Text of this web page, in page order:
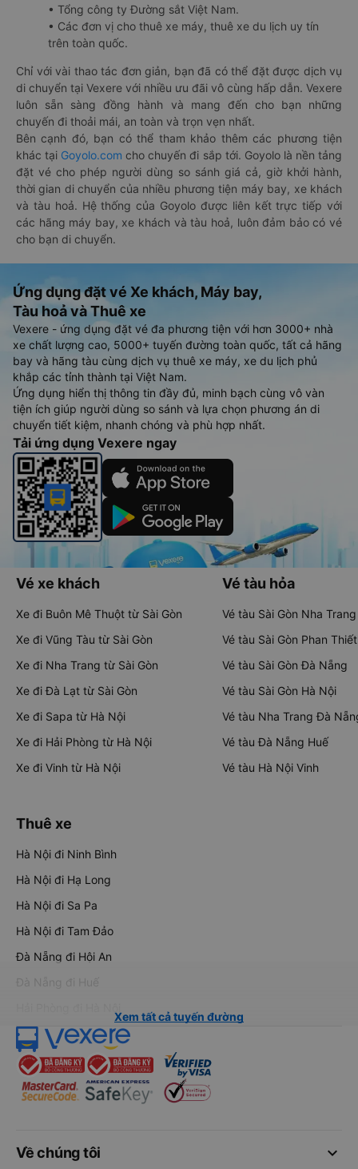
• Tổng công ty Đường sắt Việt Nam.
• Các đơn vị cho thuê xe máy, thuê xe du lịch uy tín
trên toàn quốc.
Chỉ với vài thao tác đơn giản, bạn đã có thể đặt được dịch vụ
di chuyển tại Vexere với nhiều ưu đãi vô cùng hấp dẫn. Vexere
luôn sẵn sàng đồng hành và mang đến cho bạn những
chuyến đi thoải mái, an toàn và trọn vẹn nhất.
Bên cạnh đó, bạn có thể tham khảo thêm các phương tiện
khác tại Goyolo.com cho chuyến đi sắp tới. Goyolo là nền tảng
đặt vé cho phép người dùng so sánh giá cả, giờ khởi hành,
thời gian di chuyển của nhiều phương tiện máy bay, xe khách
và tàu hoả. Hệ thống của Goyolo được liên kết trực tiếp với
các hãng máy bay, xe khách và tàu hoả, luôn đảm bảo có vé
cho bạn di chuyển.
Ứng dụng đặt vé Xe khách, Máy bay,
Tàu hoả và Thuê xe
Vexere - ứng dụng đặt vé đa phương tiện với hơn 3000+ nhà
xe chất lượng cao, 5000+ tuyến đường toàn quốc, tất cả hãng
bay và hãng tàu cùng dịch vụ thuê xe máy, xe du lịch phủ
khắp các tỉnh thành tại Việt Nam.
Ứng dụng hiển thị thông tin đầy đủ, minh bạch cùng vô vàn
tiện ích giúp người dùng so sánh và lựa chọn phương án di
chuyển tiết kiệm, nhanh chóng và phù hợp nhất.
Tải ứng dụng Vexere ngay
Vé xe khách
Xe đi Buôn Mê Thuột từ Sài Gòn
Xe đi Vũng Tàu từ Sài Gòn
Xe đi Nha Trang từ Sài Gòn
Xe đi Đà Lạt từ Sài Gòn
Xe đi Sapa từ Hà Nội
Xe đi Hải Phòng từ Hà Nội
Xe đi Vinh từ Hà Nội
Vé tàu hỏa
Vé tàu Sài Gòn Nha Trang
Vé tàu Sài Gòn Phan Thiết
Vé tàu Sài Gòn Đà Nẵng
Vé tàu Sài Gòn Hà Nội
Vé tàu Nha Trang Đà
Vé tàu Đà Nẵng Huế
Vé tàu Hà Nội Vinh
Thuê xe
Hà Nội đi Ninh Bình
Hà Nội đi Hạ Long
Hà Nội đi Sa Pa
Hà Nội đi Tam Đảo
Đà Nẵng đi Hội An
Đà Nẵng đi Huế
Xem tất cả tuyến đường
keyboard_arrow_down
Về chúng tôi